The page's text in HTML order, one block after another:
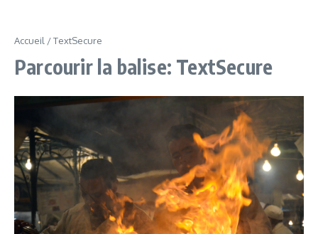
Accueil /TextSecure
Parcourir la balise: TextSecure